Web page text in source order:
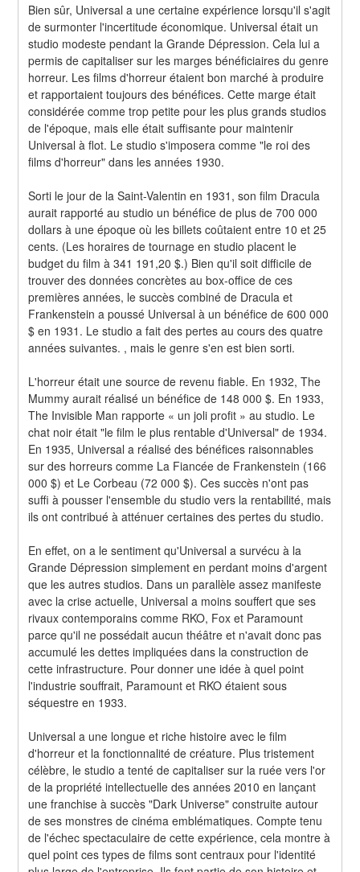
Bien sûr, Universal a une certaine expérience lorsqu'il s'agit
de surmonter l'incertitude économique. Universal était un
studio modeste pendant la Grande Dépression. Cela lui a
permis de capitaliser sur les marges bénéficiaires du genre
horreur. Les films d'horreur étaient bon marché à produire
et rapportaient toujours des bénéfices. Cette marge était
considérée comme trop petite pour les plus grands studios
de l'époque, mais elle était suffisante pour maintenir
Universal à flot. Le studio s'imposera comme "le roi des
films d'horreur" dans les années 1930.
Sorti le jour de la Saint-Valentin en 1931, son film Dracula
aurait rapporté au studio un bénéfice de plus de 700 000
dollars à une époque où les billets coûtaient entre 10 et 25
cents. (Les horaires de tournage en studio placent le
budget du film à 341 191,20 $.) Bien qu'il soit difficile de
trouver des données concrètes au box-office de ces
premières années, le succès combiné de Dracula et
Frankenstein a poussé Universal à un bénéfice de 600 000
$ en 1931. Le studio a fait des pertes au cours des quatre
années suivantes. , mais le genre s'en est bien sorti.
L'horreur était une source de revenu fiable. En 1932, The
Mummy aurait réalisé un bénéfice de 148 000 $. En 1933,
The Invisible Man rapporte « un joli profit » au studio. Le
chat noir était "le film le plus rentable d'Universal" de 1934.
En 1935, Universal a réalisé des bénéfices raisonnables
sur des horreurs comme La Fiancée de Frankenstein (166
000 $) et Le Corbeau (72 000 $). Ces succès n'ont pas
suffi à pousser l'ensemble du studio vers la rentabilité, mais
ils ont contribué à atténuer certaines des pertes du studio.
En effet, on a le sentiment qu'Universal a survécu à la
Grande Dépression simplement en perdant moins d'argent
que les autres studios. Dans un parallèle assez manifeste
avec la crise actuelle, Universal a moins souffert que ses
rivaux contemporains comme RKO, Fox et Paramount
parce qu'il ne possédait aucun théâtre et n'avait donc pas
accumulé les dettes impliquées dans la construction de
cette infrastructure. Pour donner une idée à quel point
l'industrie souffrait, Paramount et RKO étaient sous
séquestre en 1933.
Universal a une longue et riche histoire avec le film
d'horreur et la fonctionnalité de créature. Plus tristement
célèbre, le studio a tenté de capitaliser sur la ruée vers l'or
de la propriété intellectuelle des années 2010 en lançant
une franchise à succès "Dark Universe" construite autour
de ses monstres de cinéma emblématiques. Compte tenu
de l'échec spectaculaire de cette expérience, cela montre à
quel point ces types de films sont centraux pour l'identité